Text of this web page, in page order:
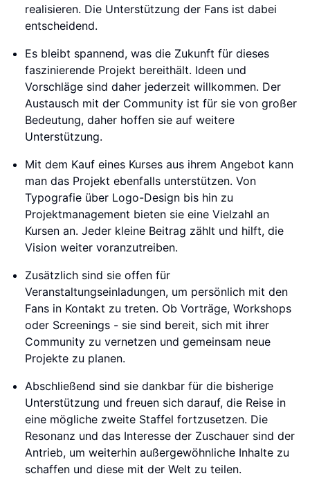
realisieren. Die Unterstützung der Fans ist dabei
entscheidend.
Es bleibt spannend, was die Zukunft für dieses
faszinierende Projekt bereithält. Ideen und
Vorschläge sind daher jederzeit willkommen. Der
Austausch mit der Community ist für sie von großer
Bedeutung, daher hoffen sie auf weitere
Unterstützung.
Mit dem Kauf eines Kurses aus ihrem Angebot kann
man das Projekt ebenfalls unterstützen. Von
Typografie über Logo-Design bis hin zu
Projektmanagement bieten sie eine Vielzahl an
Kursen an. Jeder kleine Beitrag zählt und hilft, die
Vision weiter voranzutreiben.
Zusätzlich sind sie offen für
Veranstaltungseinladungen, um persönlich mit den
Fans in Kontakt zu treten. Ob Vorträge, Workshops
oder Screenings - sie sind bereit, sich mit ihrer
Community zu vernetzen und gemeinsam neue
Projekte zu planen.
Abschließend sind sie dankbar für die bisherige
Unterstützung und freuen sich darauf, die Reise in
eine mögliche zweite Staffel fortzusetzen. Die
Resonanz und das Interesse der Zuschauer sind der
Antrieb, um weiterhin außergewöhnliche Inhalte zu
schaffen und diese mit der Welt zu teilen.